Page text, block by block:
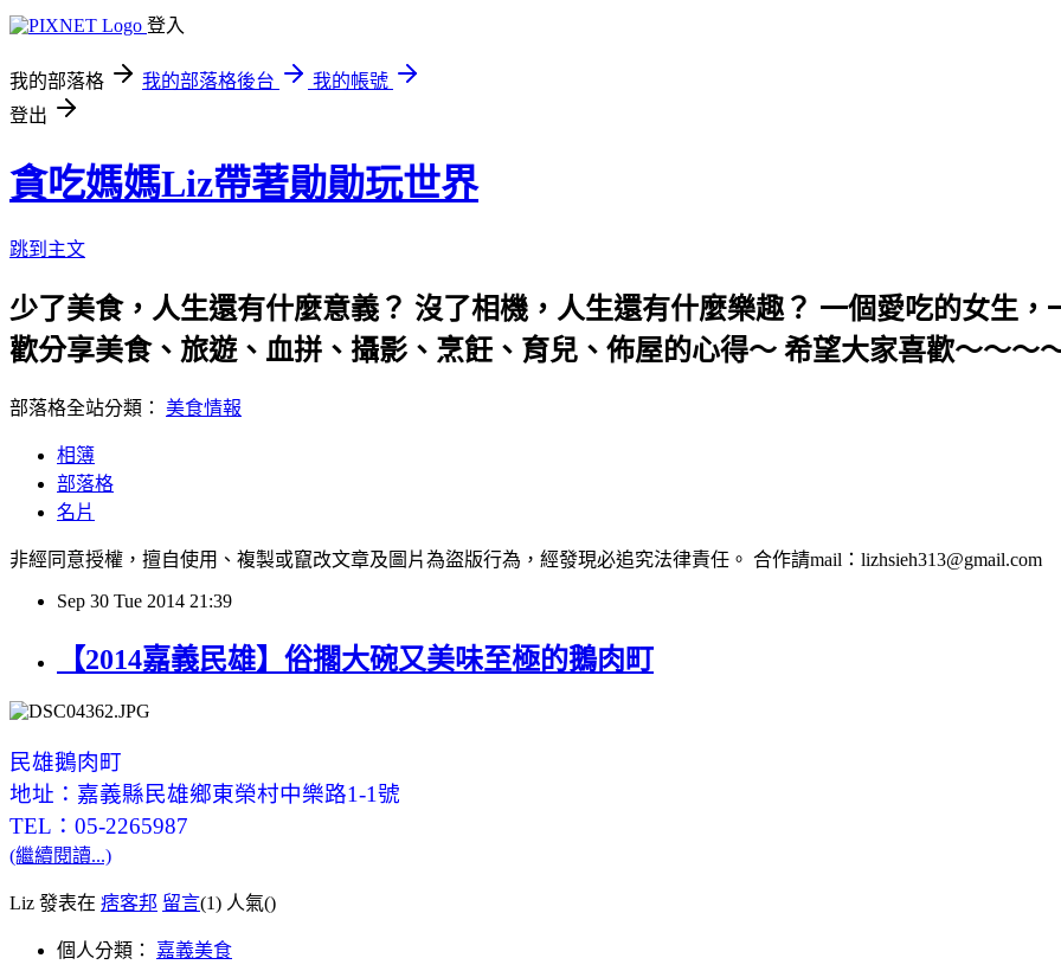
登入
我的部落格 我的部落格後台
我的帳號
登出
貪吃媽媽Liz帶著勛勛玩世界
跳到主文
少了美食，人生還有什麼意義？ 沒了相機，人生還有什麼樂趣？ 一個愛吃的女生
歡分享美食、旅遊、血拼、攝影、烹飪、育兒、佈屋的心得～ 希望大家喜歡～～～
部落格全站分類： 美食情報
相簿
部落格
名片
非經同意授權，擅自使用、複製或竄改文章及圖片為盜版行為，經發現必追究法律責任。 合作請mail：lizhsieh313@gmail.com
Sep 30 Tue 2014 21:39
【2014嘉義民雄】俗擱大碗又美味至極的鵝肉町
民雄鵝肉町
地址：嘉義縣民雄鄉東榮村中樂路1-1號
TEL：05-2265987
(繼續閱讀...)
Liz 發表在 痞客邦 留言(1) 人氣()
個人分類： 嘉義美食